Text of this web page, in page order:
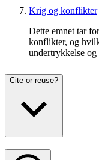
Krig og konflikter
Dette emnet tar
konflikter, og
undertrykkelse
Cite or reuse?